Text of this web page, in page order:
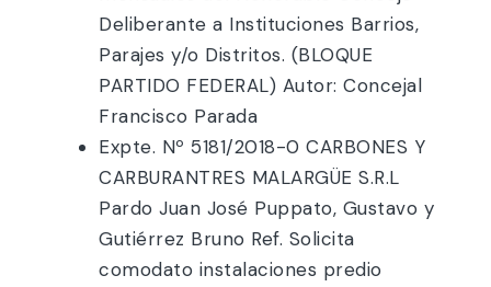
Deliberante a Instituciones Barrios,
Parajes y/o Distritos. (BLOQUE
PARTIDO FEDERAL) Autor: Concejal
Francisco Parada
Expte. Nº 5181/2018-0 CARBONES Y
CARBURANTRES MALARGÜE S.R.L
Pardo Juan José Puppato, Gustavo y
Gutiérrez Bruno Ref. Solicita
comodato instalaciones predio